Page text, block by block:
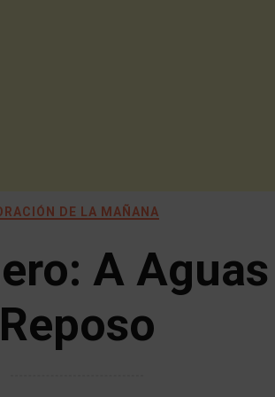
DE LA MAÑANA
A
Reposo